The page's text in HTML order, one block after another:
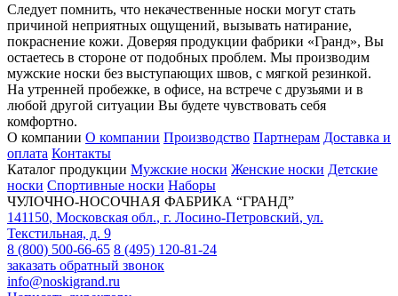
Следует помнить, что некачественные носки могут стать
причиной неприятных ощущений, вызывать натирание,
покраснение кожи. Доверяя продукции фабрики «Гранд», Вы
остаетесь в стороне от подобных проблем. Мы производим
мужские носки без выступающих швов, с мягкой резинкой.
На утренней пробежке, в офисе, на встрече с друзьями и в
любой другой ситуации Вы будете чувствовать себя
комфортно.
О компании О компании Производство Партнерам Доставка и
оплата Контакты
Каталог продукции Мужские носки Женские носки Детские
носки Спортивные носки Наборы
ЧУЛОЧНО-НОСОЧНАЯ ФАБРИКА “ГРАНД”
141150, Московская обл., г. Лосино-Петровский, ул.
Текстильная, д. 9
8 (800) 500-66-65 8 (495) 120-81-24
заказать обратный звонок
info@noskigrand.ru